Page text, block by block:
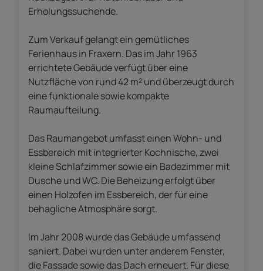
Erholungssuchende.
Zum Verkauf gelangt ein gemütliches
Ferienhaus in Fraxern. Das im Jahr 1963
errichtete Gebäude verfügt über eine
Nutzfläche von rund 42 m² und überzeugt durch
eine funktionale sowie kompakte
Raumaufteilung.
Das Raumangebot umfasst einen Wohn- und
Essbereich mit integrierter Kochnische, zwei
kleine Schlafzimmer sowie ein Badezimmer mit
Dusche und WC. Die Beheizung erfolgt über
einen Holzofen im Essbereich, der für eine
behagliche Atmosphäre sorgt.
Im Jahr 2008 wurde das Gebäude umfassend
saniert. Dabei wurden unter anderem Fenster,
die Fassade sowie das Dach erneuert. Für diese